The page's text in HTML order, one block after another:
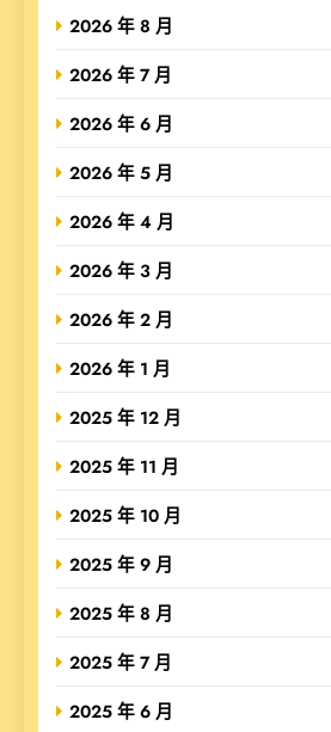
2026 年 8 月
2026 年 7 月
2026 年 6 月
2026 年 5 月
2026 年 4 月
2026 年 3 月
2026 年 2 月
2026 年 1 月
2025 年 12 月
2025 年 11 月
2025 年 10 月
2025 年 9 月
2025 年 8 月
2025 年 7 月
2025 年 6 月